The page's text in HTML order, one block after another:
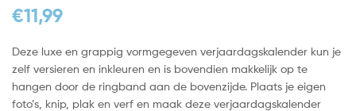
€11,99
Deze luxe en grappig vormgegeven verjaardagskalender kun je
zelf versieren en inkleuren en is bovendien makkelijk op te
hangen door de ringband aan de bovenzijde. Plaats je eigen
foto’s, knip, plak en verf en maak deze verjaardagskalender